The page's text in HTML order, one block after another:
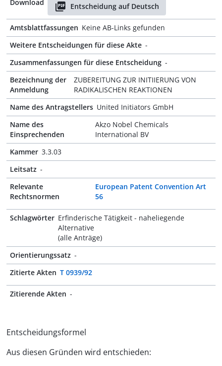
Download
Entscheidung auf Deutsch
Amtsblattfassungen Keine AB-Links gefunden
Weitere Entscheidungen für diese Akte -
Zusammenfassungen für diese Entscheidung -
Bezeichnung der
Anmeldung
ZUBEREITUNG ZUR INITIIERUNG VON
RADIKALISCHEN REAKTIONEN
Name des Antragstellers United Initiators GmbH
Name des
Einsprechenden
Akzo Nobel Chemicals
International BV
Kammer 3.3.03
Leitsatz -
Relevante
Rechtsnormen
European Patent Convention Art
56
Schlagwörter Erfinderische Tätigkeit - naheliegende
Alternative
(alle Anträge)
Orientierungssatz -
Zitierte Akten T 0939/92
Zitierende Akten -
Entscheidungsformel
Aus diesen Gründen wird entschieden: